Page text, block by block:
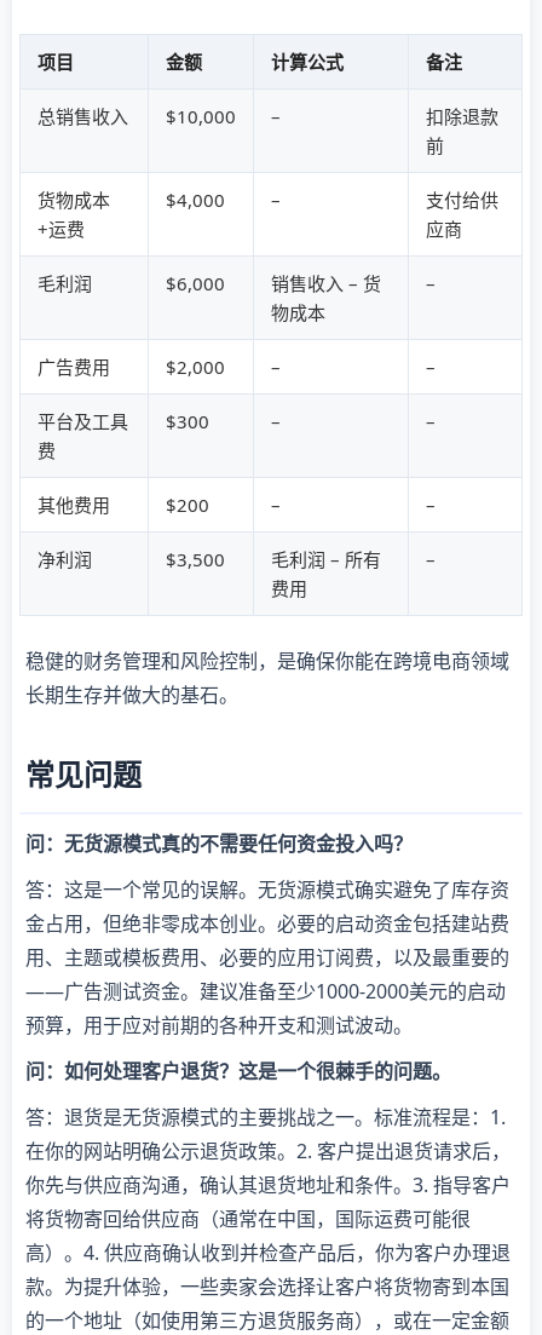
项目 金额 计算公式 备注
总销售收入 $10,000 –
扣除退款
前
货物成本
+运费
$4,000 –
支付给供
应商
毛利润 $6,000
销售收入 – 货
物成本
–
广告费用 $2,000 – –
平台及工具
费
$300 – –
其他费用 $200 – –
净利润 $3,500
毛利润 – 所有
费用
–
稳健的财务管理和风险控制，是确保你能在跨境电商领域
长期生存并做大的基石。
常见问题
问：无货源模式真的不需要任何资金投入吗？
答：这是一个常见的误解。无货源模式确实避免了库存资
金占用，但绝非零成本创业。必要的启动资金包括建站费
用、主题或模板费用、必要的应用订阅费，以及最重要的
——广告测试资金。建议准备至少1000-2000美元的启动
预算，用于应对前期的各种开支和测试波动。
问：如何处理客户退货？这是一个很棘手的问题。
答：退货是无货源模式的主要挑战之一。标准流程是：1.
在你的网站明确公示退货政策。2. 客户提出退货请求后，
你先与供应商沟通，确认其退货地址和条件。3. 指导客户
将货物寄回给供应商（通常在中国，国际运费可能很
高）。4. 供应商确认收到并检查产品后，你为客户办理退
款。为提升体验，一些卖家会选择让客户将货物寄到本国
的一个地址（如使用第三方退货服务商），或在一定金额